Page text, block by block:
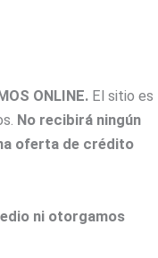
ONLINE. El sitio es
No recibirá ningún
oferta de crédito
ni otorgamos